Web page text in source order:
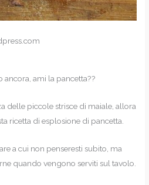
ancora, ami la pancetta??
delle piccole strisce di maiale, allora
ricetta di esplosione di pancetta.
a cui non penseresti subito, ma
quando vengono serviti sul tavolo.